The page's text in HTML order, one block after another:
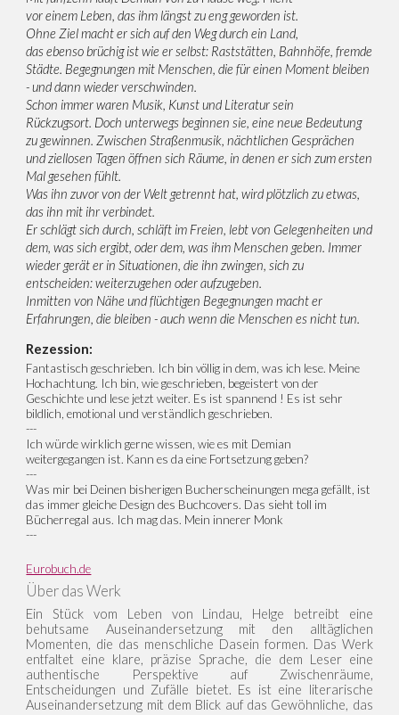
vor einem Leben, das ihm längst zu eng geworden ist.
Ohne Ziel macht er sich auf den Weg durch ein Land,
das ebenso brüchig ist wie er selbst: Raststätten, Bahnhöfe, fremde
Städte. Begegnungen mit Menschen, die für einen Moment bleiben
- und dann wieder verschwinden.
Schon immer waren Musik, Kunst und Literatur sein
Rückzugsort. Doch unterwegs beginnen sie, eine neue Bedeutung
zu gewinnen. Zwischen Straßenmusik, nächtlichen Gesprächen
und ziellosen Tagen öffnen sich Räume, in denen er sich zum ersten
Mal gesehen fühlt.
Was ihn zuvor von der Welt getrennt hat, wird plötzlich zu etwas,
das ihn mit ihr verbindet.
Er schlägt sich durch, schläft im Freien, lebt von Gelegenheiten und
dem, was sich ergibt, oder dem, was ihm Menschen geben. Immer
wieder gerät er in Situationen, die ihn zwingen, sich zu
entscheiden: weiterzugehen oder aufzugeben.
Inmitten von Nähe und flüchtigen Begegnungen macht er
Erfahrungen, die bleiben - auch wenn die Menschen es nicht tun.
Rezession:
Fantastisch geschrieben. Ich bin völlig in dem, was ich lese. Meine
Hochachtung. Ich bin, wie geschrieben, begeistert von der
Geschichte und lese jetzt weiter. Es ist spannend ! Es ist sehr
bildlich, emotional und verständlich geschrieben.
---
Ich würde wirklich gerne wissen, wie es mit Demian
weitergegangen ist. Kann es da eine Fortsetzung geben?
---
Was mir bei Deinen bisherigen Bucherscheinungen mega gefällt, ist
das immer gleiche Design des Buchcovers. Das sieht toll im
Bücherregal aus. Ich mag das. Mein innerer Monk
---
Eurobuch.de
Über das Werk
Ein Stück vom Leben von Lindau, Helge betreibt eine
behutsame Auseinandersetzung mit den alltäglichen
Momenten, die das menschliche Dasein formen. Das Werk
entfaltet eine klare, präzise Sprache, die dem Leser eine
authentische Perspektive auf Zwischenräume,
Entscheidungen und Zufälle bietet. Es ist eine literarische
Auseinandersetzung mit dem Blick auf das Gewöhnliche, das